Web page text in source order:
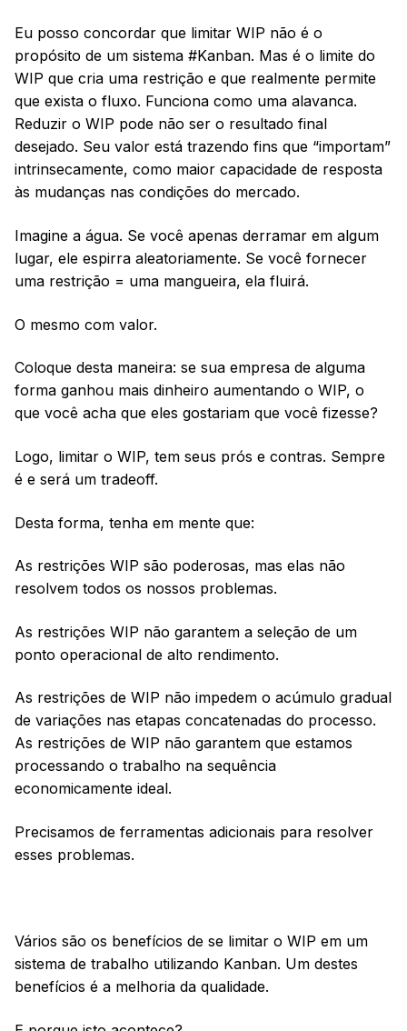
Eu posso concordar que limitar WIP não é o
propósito de um sistema #Kanban. Mas é o limite do
WIP que cria uma restrição e que realmente permite
que exista o fluxo. Funciona como uma alavanca.
Reduzir o WIP pode não ser o resultado final
desejado. Seu valor está trazendo fins que “importam”
intrinsecamente, como maior capacidade de resposta
às mudanças nas condições do mercado.
Imagine a água. Se você apenas derramar em algum
lugar, ele espirra aleatoriamente. Se você fornecer
uma restrição = uma mangueira, ela fluirá.
O mesmo com valor.
Coloque desta maneira: se sua empresa de alguma
forma ganhou mais dinheiro aumentando o WIP, o
que você acha que eles gostariam que você fizesse?
Logo, limitar o WIP, tem seus prós e contras. Sempre
é e será um tradeoff.
Desta forma, tenha em mente que:
As restrições WIP são poderosas, mas elas não
resolvem todos os nossos problemas.
As restrições WIP não garantem a seleção de um
ponto operacional de alto rendimento.
As restrições de WIP não impedem o acúmulo gradual
de variações nas etapas concatenadas do processo.
As restrições de WIP não garantem que estamos
processando o trabalho na sequência
economicamente ideal.
Precisamos de ferramentas adicionais para resolver
esses problemas.
Vários são os benefícios de se limitar o WIP em um
sistema de trabalho utilizando Kanban. Um destes
benefícios é a melhoria da qualidade.